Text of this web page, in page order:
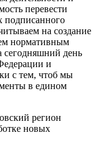
перевести
подписанного
на создание
нормативным
сегодняшний день
и
с тем, чтоб мы
в едином
регион
новых